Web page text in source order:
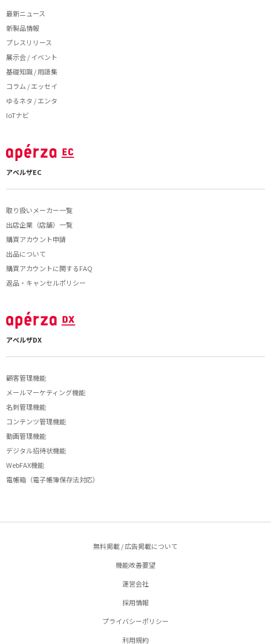
最新ニュース
新製品情報
プレスリリース
展示会 / イベント
基礎知識 / 用語集
コラム / エッセイ
ゆるネタ / エンタ
IoTナビ
アペルザEC
取り扱いメーカー一覧
出店企業（店舗）一覧
購買アカウント申請
出品について
購買アカウントに関するFAQ
返品・キャンセルポリシー
アペルザDX
顧客管理機能
メールマーケティング機能
名刺管理機能
コンテンツ管理機能
動画管理機能
デジタル招待状機能
WebFAX機能
電帳箱（電子帳簿保存法対応）
無料掲載 / 広告掲載について
機能改善要望
運営会社
採用情報
プライバシーポリシー
利用規約